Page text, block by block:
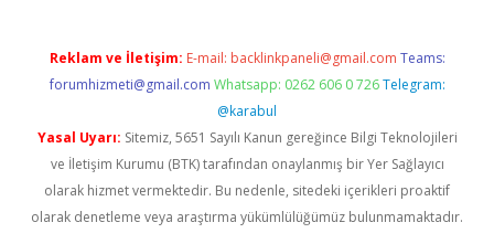
Reklam ve İletişim: E-mail: backlinkpaneli@gmail.com Teams:
forumhizmeti@gmail.com Whatsapp: 0262 606 0 726 Telegram:
@karabul
Yasal Uyarı: Sitemiz, 5651 Sayılı Kanun gereğince Bilgi Teknolojileri
ve İletişim Kurumu (BTK) tarafından onaylanmış bir Yer Sağlayıcı
olarak hizmet vermektedir. Bu nedenle, sitedeki içerikleri proaktif
olarak denetleme veya araştırma yükümlülüğümüz bulunmamaktadır.